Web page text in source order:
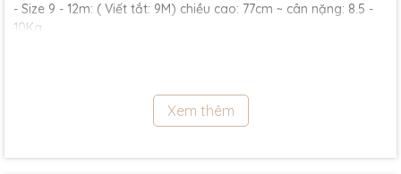
- Size 9 - 12m: ( Viết tắt: 9M) chiều cao: 77cm ~ cân nặng: 8.5 -
10Kg
- Size 18 - 24m:( Viết tắt: 18M) chiều cao: 86cm ~ cân nặng: 11.5 -
Xem thêm